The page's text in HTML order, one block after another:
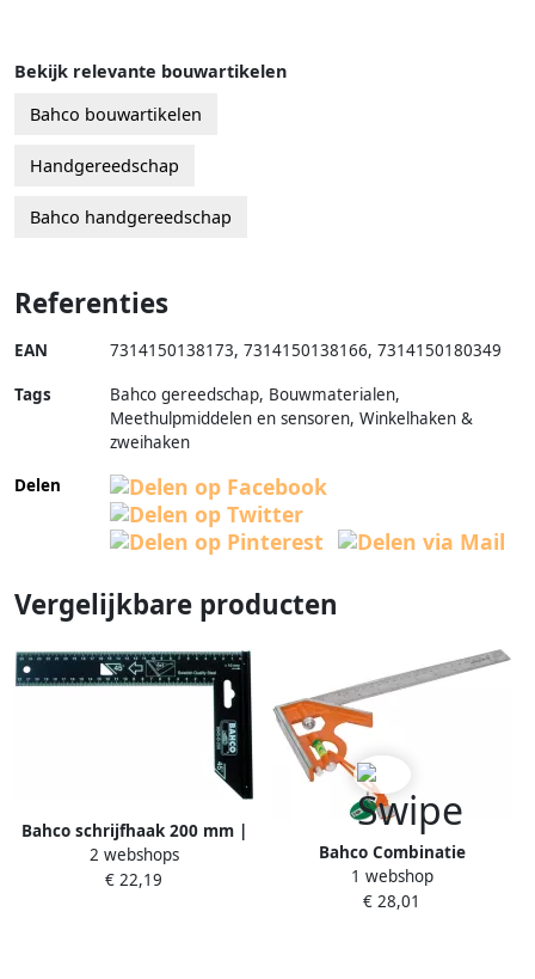
Bekijk relevante bouwartikelen
Bahco bouwartikelen
Handgereedschap
Bahco handgereedschap
Referenties
EAN 7314150138173, 7314150138166, 7314150180349
Tags
Bahco gereedschap, Bouwmaterialen,
Meethulpmiddelen en sensoren, Winkelhaken &
zweihaken
Delen
Vergelijkbare producten
Bahco schrijfhaak 200 mm |
9045-B-200
2 webshops
€ 22,19
Bahco Combinatie
schrijfhaak | met Dyneema
koord | met metalen
1 webshop
€ 28,01